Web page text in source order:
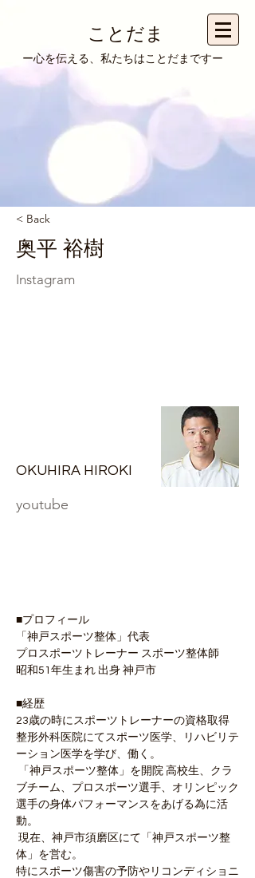
ことだま
​ー心を伝える、私たちはことだまですー
< Back
奥平 裕樹
​Instagram
OKUHIRA HIROKI
​youtube
■プロフィール
「神戸スポーツ整体」代表
プロスポーツトレーナー スポーツ整体師
昭和51年生まれ 出身 神戸市
■経歴
23歳の時にスポーツトレーナーの資格取得
整形外科医院にてスポーツ医学、リハビリテ
ーション医学を学び、働く。
ブチーム、プロスポーツ選手、オリンピック
選手の身体パフォーマンスをあげる為に活
動。
体」を営む。
特にスポーツ傷害の予防やリコンディショニ